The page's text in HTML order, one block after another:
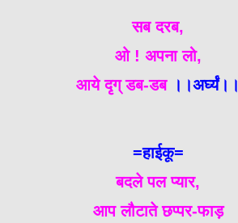
सब दरब,
ओ ! अपना लो,
आये दृग् डब-डब ।।अर्घ्यं।।
=हाईकू=
बदले पल प्यार,
आप लौटाते छप्पर-फाड़